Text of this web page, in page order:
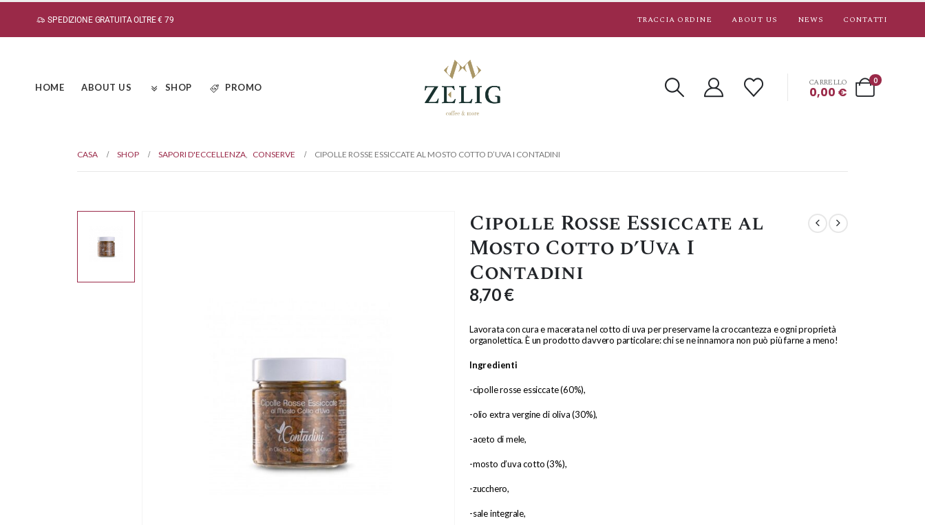
SPEDIZIONE GRATUITA OLTRE € 79 TRACCIA ORDINE ABOUT US NEWS CONTATTI
HOME ABOUT US SHOP PROMO
0
CARRELLO
0,00 €
CASA SHOP SAPORI D'ECCELLENZA CONSERVE CIPOLLE ROSSE ESSICCATE AL MOSTO COTTO D’UVA I CONTADINI
Cipolle Rosse Essiccate al
Mosto Cotto d’Uva I
Contadini
8,70€
Lavorata con cura e macerata nel cotto di uva per preservarne la croccantezza e ogni proprietà
organolettica. È un prodotto davvero particolare: chi se ne innamora non può più farne a meno!
Ingredienti
-cipolle rosse essiccate (60%),
-olio extra vergine di oliva (30%),
-aceto di mele,
-mosto d’uva cotto (3%),
-zucchero,
-sale integrale,